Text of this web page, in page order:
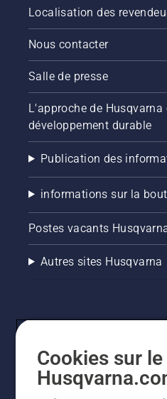
Localisation des
Nous contacter
Salle de presse
L'approche de Husqvarna
développement durable
Publication des
informations sur la
Postes vacants
Autres sites Husqvarna
Cookies sur